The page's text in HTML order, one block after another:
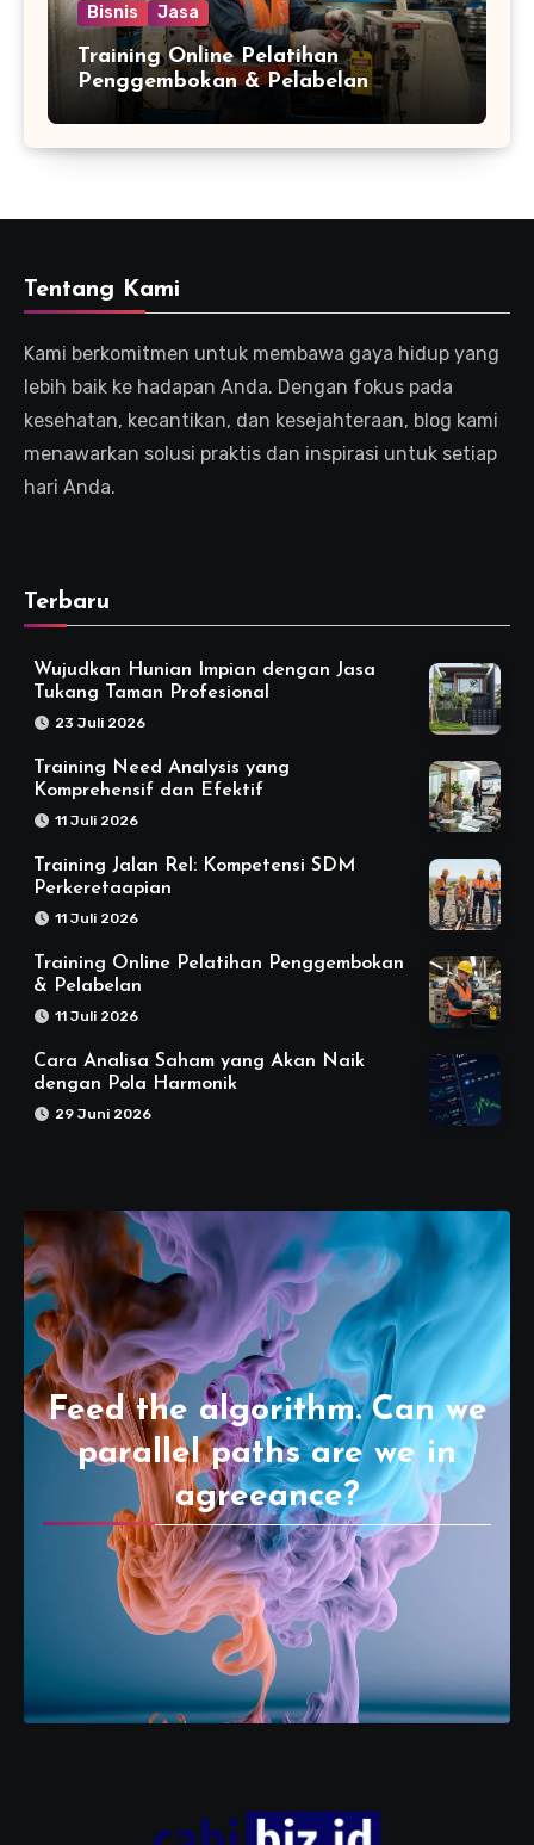
Bisnis Jasa
Training Online Pelatihan
Penggembokan & Pelabelan
Tentang Kami
Kami berkomitmen untuk membawa gaya hidup yang
lebih baik ke hadapan Anda. Dengan fokus pada
kesehatan, kecantikan, dan kesejahteraan, blog kami
menawarkan solusi praktis dan inspirasi untuk setiap
hari Anda.
Terbaru
Wujudkan Hunian Impian dengan Jasa
Tukang Taman Profesional
23 Juli 2026
Training Need Analysis yang
Komprehensif dan Efektif
11 Juli 2026
Training Jalan Rel: Kompetensi SDM
Perkeretaapian
11 Juli 2026
Training Online Pelatihan Penggembokan
& Pelabelan
11 Juli 2026
Cara Analisa Saham yang Akan Naik
dengan Pola Harmonik
29 Juni 2026
Feed the algorithm. Can we
parallel paths are we in
agreeance?